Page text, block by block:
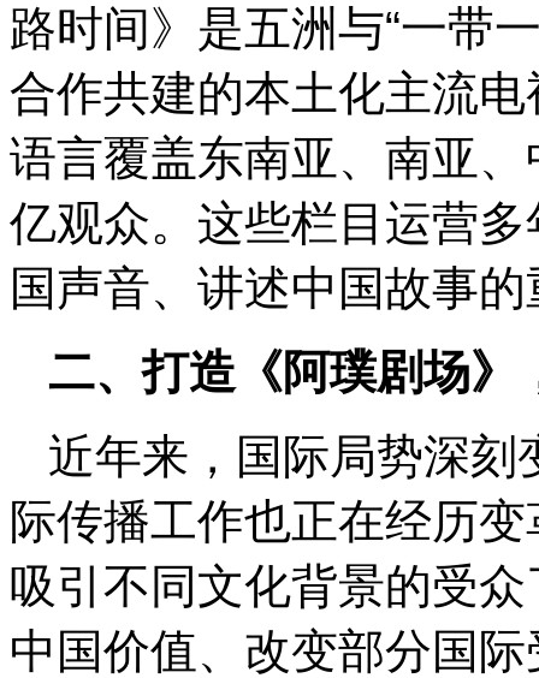
路时间》是五洲与“一带
合作共建的本土化主流
语言覆盖东南亚、南亚
亿观众。这些栏目运营
国声音、讲述中国故事
二、打造《阿璞剧场》
近年来，国际局势深刻
际传播工作也正在经历
吸引不同文化背景的受
中国价值、改变部分国